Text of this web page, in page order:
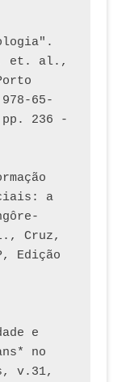
et. al.,
65-
pp. 236 -
a
Cruz,
Edição
e
no
v.31,